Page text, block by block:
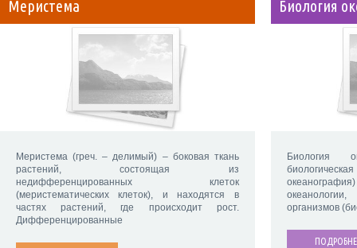
Меристема
Меристема (греч. – делимый) – боковая ткань
растений, состоящая из
недифференцированных клеток
(меристематических клеток), и находятся в
частях растений, где происходит рост.
Дифференцированные
Биология
Биология
организмов